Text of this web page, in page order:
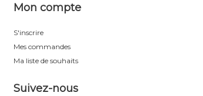
Mon compte
S'inscrire
Mes commandes
Ma liste de souhaits
Suivez-nous